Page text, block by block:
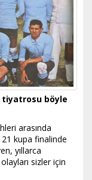
tiyatrosu böyle
arasında
kupa finalinde
yıllarca
sizler için